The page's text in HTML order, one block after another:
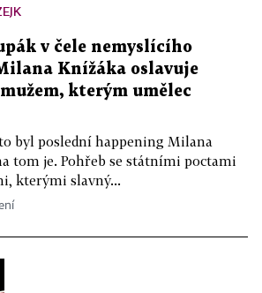
v čele nemyslícího
Knížáka oslavuje
kterým umělec
byl poslední happening Milana
tom je. Pohřeb se státními poctami
kterými slavný...